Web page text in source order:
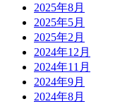
2025年8月
2025年5月
2025年2月
2024年12月
2024年11月
2024年9月
2024年8月